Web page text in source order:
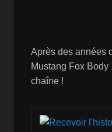
Après des années
Mustang Fox Body
chaîne !